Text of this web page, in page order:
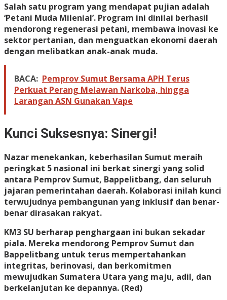
Salah satu program yang mendapat pujian adalah
‘Petani Muda Milenial’. Program ini dinilai berhasil
mendorong regenerasi petani, membawa inovasi ke
sektor pertanian, dan menguatkan ekonomi daerah
dengan melibatkan anak-anak muda.
BACA: Pemprov Sumut Bersama APH Terus
Perkuat Perang Melawan Narkoba, hingga
Larangan ASN Gunakan Vape
Kunci Suksesnya: Sinergi!
Nazar menekankan, keberhasilan Sumut meraih
peringkat 5 nasional ini berkat sinergi yang solid
antara Pemprov Sumut, Bappelitbang, dan seluruh
jajaran pemerintahan daerah. Kolaborasi inilah kunci
terwujudnya pembangunan yang inklusif dan benar-
benar dirasakan rakyat.
KM3 SU berharap penghargaan ini bukan sekadar
piala. Mereka mendorong Pemprov Sumut dan
Bappelitbang untuk terus mempertahankan
integritas, berinovasi, dan berkomitmen
mewujudkan Sumatera Utara yang maju, adil, dan
berkelanjutan ke depannya. (Red)